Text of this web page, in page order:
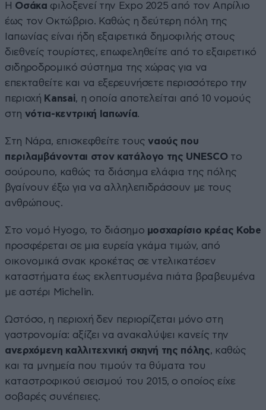
Η Οσάκα φιλοξενεί την Expo 2025 από τον Απρίλιο
έως τον Οκτώβριο. Καθώς η δεύτερη πόλη της
Ιαπωνίας είναι ήδη εξαιρετικά δημοφιλής στους
διεθνείς τουρίστες, επωφεληθείτε από το εξαιρετικό
σιδηροδρομικό σύστημα της χώρας για να
επεκταθείτε και να εξερευνήσετε περισσότερο την
περιοχή Kansai, η οποία αποτελείται από 10 νομούς
στη νότια-κεντρική Ιαπωνία.
Στη Νάρα, επισκεφθείτε τουςναούς που
περιλαμβάνονται στον κατάλογο της UNESCOτο
σούρουπο, καθώς τα διάσημα ελάφια της πόλης
βγαίνουν έξω για να αλληλεπιδράσουν με τους
ανθρώπους.
Στο νομό Hyogo, το διάσημο μοσχαρίσιο κρέας Kobe
προσφέρεται σε μια ευρεία γκάμα τιμών, από
οικονομικά σνακ κροκέτας σε ντελικατέσεν
καταστήματα έως εκλεπτυσμένα πιάτα βραβευμένα
με αστέρι Michelin.
Ωστόσο, η περιοχή δεν περιορίζεται μόνο στη
γαστρονομία: αξίζει να ανακαλύψει κανείς την
ανερχόμενη καλλιτεχνική σκηνή της πόλης, καθώς
και τα μνημεία που τιμούν τα θύματα του
καταστροφικού σεισμού του 2015, ο οποίος είχε
σοβαρές συνέπειες.